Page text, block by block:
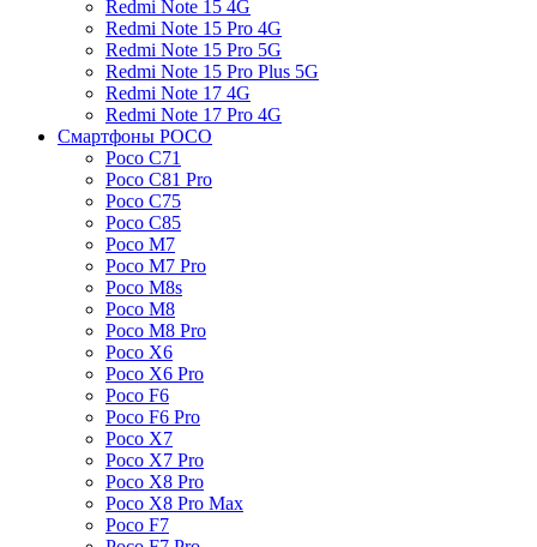
Redmi Note 15 4G
Redmi Note 15 Pro 4G
Redmi Note 15 Pro 5G
Redmi Note 15 Pro Plus 5G
Redmi Note 17 4G
Redmi Note 17 Pro 4G
Смартфоны POCO
Poco C71
Poco C81 Pro
Poco C75
Poco C85
Poco M7
Poco M7 Pro
Poco M8s
Poco M8
Poco M8 Pro
Poco X6
Poco X6 Pro
Poco F6
Poco F6 Pro
Poco X7
Poco X7 Pro
Poco X8 Pro
Poco X8 Pro Max
Poco F7